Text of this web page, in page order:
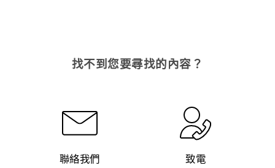
找不到您要尋找的內容？
聯絡我們 致電